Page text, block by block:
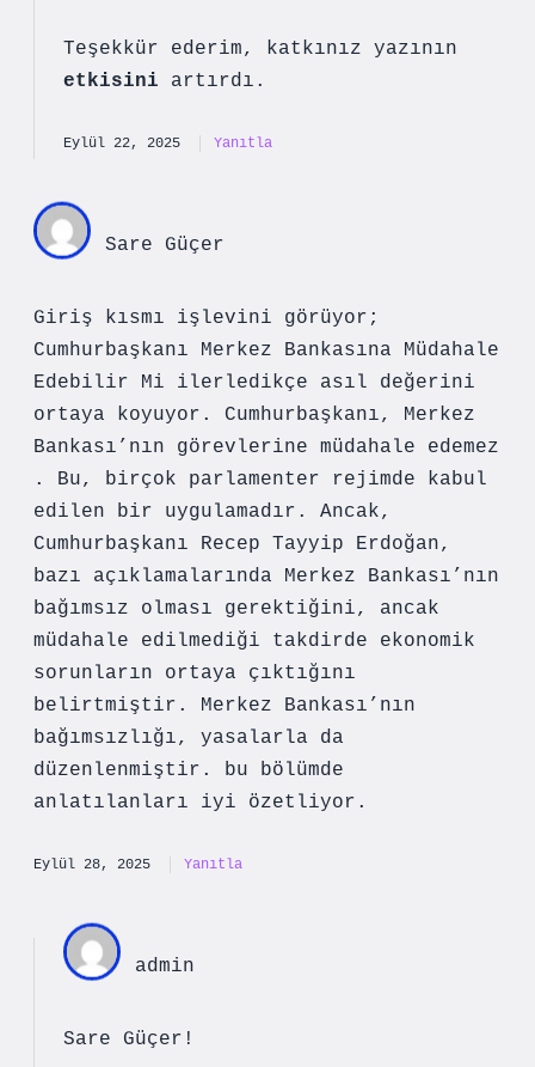
Teşekkür ederim, katkınız yazının
etkisini artırdı.
Eylül 22, 2025 Yanıtla
Sare Güçer
Giriş kısmı işlevini görüyor;
Cumhurbaşkanı Merkez Bankasına Müdahale
Edebilir Mi ilerledikçe asıl değerini
ortaya koyuyor. Cumhurbaşkanı, Merkez
Bankası’nın görevlerine müdahale edemez
. Bu, birçok parlamenter rejimde kabul
edilen bir uygulamadır. Ancak,
Cumhurbaşkanı Recep Tayyip Erdoğan,
bazı açıklamalarında Merkez Bankası’nın
bağımsız olması gerektiğini, ancak
müdahale edilmediği takdirde ekonomik
sorunların ortaya çıktığını
belirtmiştir. Merkez Bankası’nın
bağımsızlığı, yasalarla da
düzenlenmiştir. bu bölümde
anlatılanları iyi özetliyor.
Eylül 28, 2025 Yanıtla
admin
Sare Güçer!